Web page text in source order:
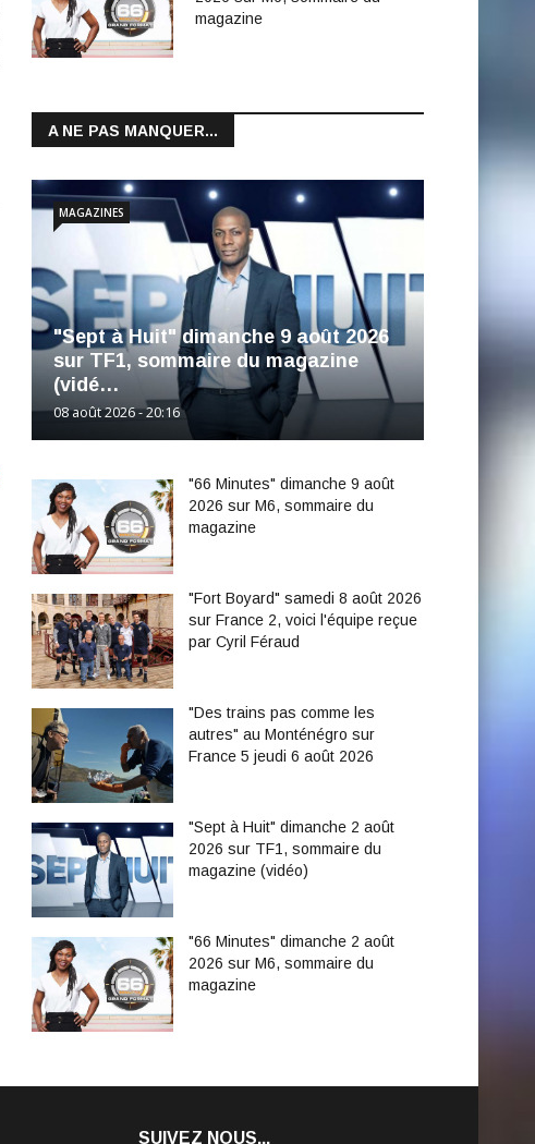
magazine
A NE PAS MANQUER...
"Sept à Huit" dimanche 9 août 2026
sur TF1, sommaire du magazine
(vidé…
08 août 2026 - 20:16
MAGAZINES
"66 Minutes" dimanche 9 août
2026 sur M6, sommaire du
magazine
"Fort Boyard" samedi 8 août 2026
sur France 2, voici l'équipe reçue
par Cyril Féraud
"Des trains pas comme les
autres" au Monténégro sur
France 5 jeudi 6 août 2026
"Sept à Huit" dimanche 2 août
2026 sur TF1, sommaire du
magazine (vidéo)
"66 Minutes" dimanche 2 août
2026 sur M6, sommaire du
magazine
SUIVEZ NOUS...